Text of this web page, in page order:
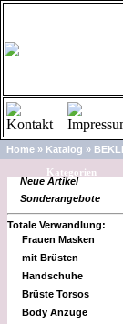
Home » Katalog »
Kategorien
Neue Artikel
Sonderangebote
Totale Verwandlung:
Frauen Masken
mit Brüsten
Handschuhe
Brüste Torsos
Body Anzüge